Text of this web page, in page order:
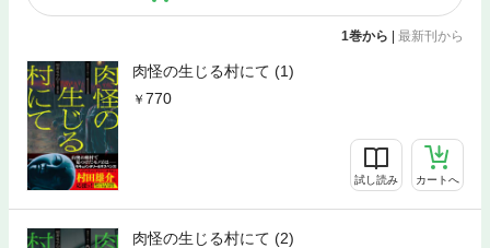
1巻から | 最新刊から
肉怪の生じる村にて (1)
770
試し読み カートへ
肉怪の生じる村にて (2)